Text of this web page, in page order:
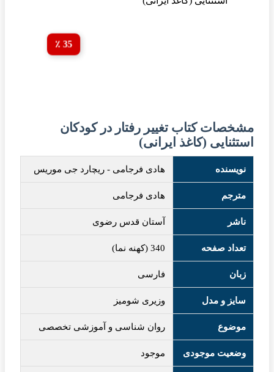
35 ٪
مشخصات کتاب تغییر رفتار در کودکان
استثنایی (کاغذ ایرانی)
نویسنده هادی فرجامی - ریچارد جی موریس
مترجم هادی فرجامی
ناشر آستان قدس رضوی
تعداد صفحه 340 (کهنه نما)
زبان فارسی
سایز و مدل وزیری شومیز
موضوع روان شناسی و آموزشی تخصصی
وضعیت موجودی موجود